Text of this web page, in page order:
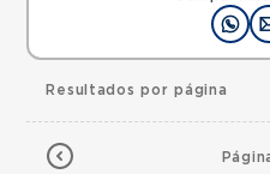
Resultados por página